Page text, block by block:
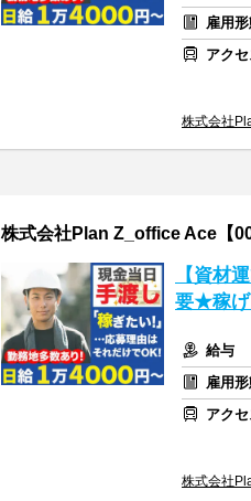
雇用
アクセ
株式会社
株式会社Plan Z_office Ace【
【資材
要★稼げ
給与
雇用
アクセ
株式会社